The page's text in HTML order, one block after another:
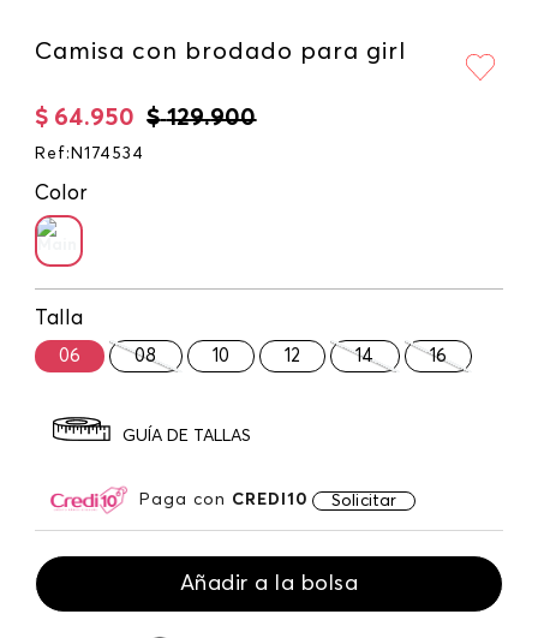
Camisa con brodado para girl
$ 129.900
$ 64.950
Ref : N174534
Color
Talla
06 08 10 12 14 16
GUÍA DE TALLAS
Paga con CREDI10 Solicitar
Añadir a la bolsa